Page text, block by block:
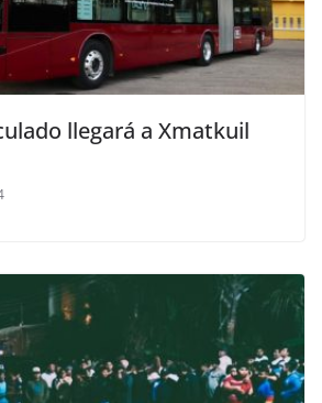
llegará a Xmatkuil